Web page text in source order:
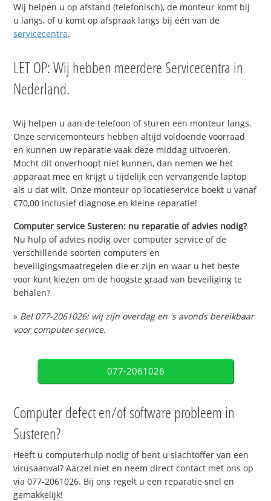
Wij helpen u op afstand (telefonisch), de monteur komt bij
u langs, of u komt op afspraak langs bij één van de
servicecentra.
LET OP: Wij hebben meerdere Servicecentra in
Nederland.
Wij helpen u aan de telefoon of sturen een monteur langs.
Onze servicemonteurs hebben altijd voldoende voorraad
en kunnen uw reparatie vaak deze middag uitvoeren.
Mocht dit onverhoopt niet kunnen, dan nemen we het
apparaat mee en krijgt u tijdelijk een vervangende laptop
als u dat wilt. Onze monteur op locatieservice boekt u vanaf
€70,00 inclusief diagnose en kleine reparatie!
Computer service Susteren: nu reparatie of advies nodig?
Nu hulp of advies nodig over computer service of de
verschillende soorten computers en
beveiligingsmaatregelen die er zijn en waar u het beste
voor kunt kiezen om de hoogste graad van beveiliging te
behalen?
» Bel 077-2061026: wij zijn overdag en 's avonds bereikbaar
voor computer service.
077-2061026
Computer defect en/of software probleem in
Susteren?
Heeft u computerhulp nodig of bent u slachtoffer van een
virusaanval? Aarzel niet en neem direct contact met ons op
via 077-2061026. Bij ons regelt u een reparatie snel en
gemakkelijk!